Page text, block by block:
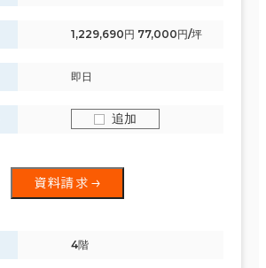
1,229,690円 77,000円/坪
即日
追加
資料請求
4階